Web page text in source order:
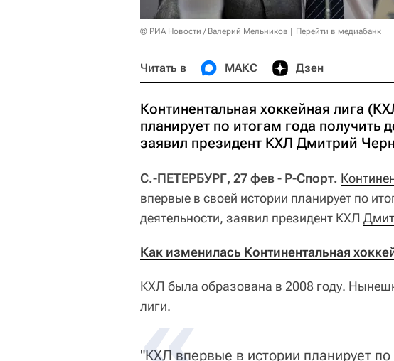
© РИА Новости / Валерий Мельников Перейти в медиабанк
Читать в МАКС Дзен
Континентальная хоккейная лига
планирует по итогам года получить
заявил президент КХЛ Дмитрий
С.-ПЕТЕРБУРГ, 27 фев - Р-Спорт.
впервые в своей истории планирует по
деятельности, заявил президент КХЛ
Как изменилась Континентальная
КХЛ была образована в 2008 году.
лиги.
"КХЛ впервые в истории планирует по